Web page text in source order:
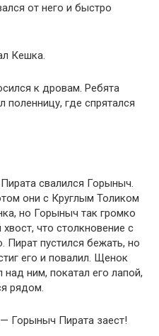
от него и быстро
Кешка.
к дровам. Ребята
поленницу, где спрятался
свалился Горыныч.
они с Круглым Толиком
но Горыныч так громко
что столкновение с
Пират пустился бежать, но
его и повалил. Щенок
ним, покатал его лапой,
рядом.
Горыныч Пирата заест!